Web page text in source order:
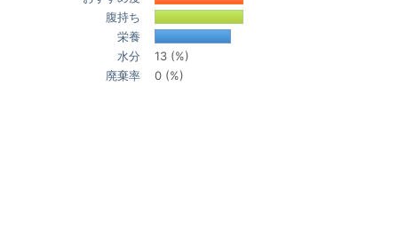
腹持ち
栄養
水分
13 (%)
廃棄率
0 (%)